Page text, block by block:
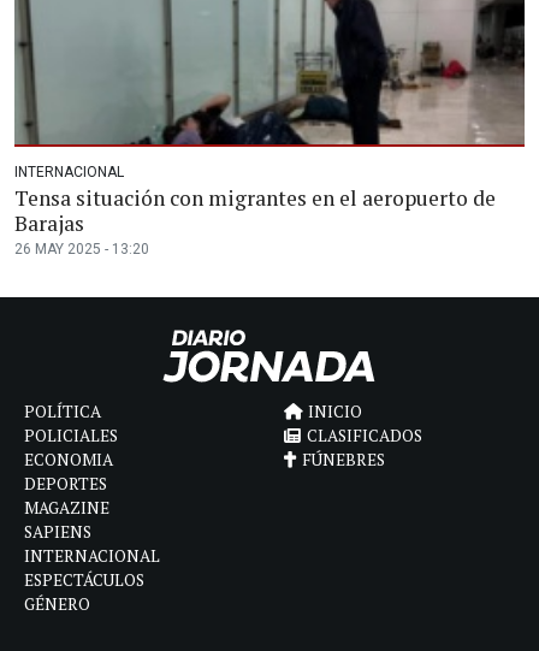
INTERNACIONAL
Tensa situación con migrantes en el aeropuerto de
Barajas
26 MAY 2025 - 13:20
POLÍTICA
POLICIALES
ECONOMIA
DEPORTES
MAGAZINE
SAPIENS
INTERNACIONAL
ESPECTÁCULOS
GÉNERO
INICIO
CLASIFICADOS
FÚNEBRES